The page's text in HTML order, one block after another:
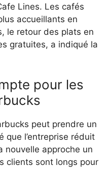
Lines. Les cafés
accueillants en
le retour des plats en
gratuites, a indiqué la
pour les
peut prendre un
que l’entreprise réduit
nouvelle approche un
clients sont longs pour